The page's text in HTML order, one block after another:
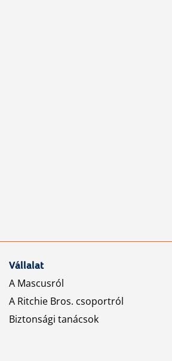
Vállalat
A Mascusról
A Ritchie Bros. csoportról
Biztonsági tanácsok